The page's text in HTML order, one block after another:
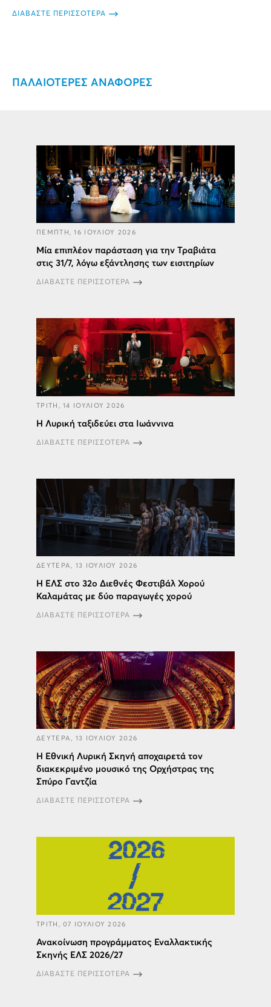
ΔΙΑΒΑΣΤΕ ΠΕΡΙΣΣΟΤΕΡΑ
ΠΑΛΑΙΟΤΕΡΕΣ ΑΝΑΦΟΡΕΣ
ΠΕΜΠΤΗ, 16 ΙΟΥΛΙΟΥ 2026
Μία επιπλέον παράσταση για την Τραβιάτα
στις 31/7, λόγω εξάντλησης των εισιτηρίων
ΔΙΑΒΑΣΤΕ ΠΕΡΙΣΣΟΤΕΡΑ
ΤΡΙΤΗ, 14 ΙΟΥΛΙΟΥ 2026
H Λυρική ταξιδεύει στα Ιωάννινα
ΔΙΑΒΑΣΤΕ ΠΕΡΙΣΣΟΤΕΡΑ
ΔΕΥΤΕΡΑ, 13 ΙΟΥΛΙΟΥ 2026
Η ΕΛΣ στο 32ο Διεθνές Φεστιβάλ Χορού
Καλαμάτας με δύο παραγωγές χορού
ΔΙΑΒΑΣΤΕ ΠΕΡΙΣΣΟΤΕΡΑ
ΔΕΥΤΕΡΑ, 13 ΙΟΥΛΙΟΥ 2026
Η Εθνική Λυρική Σκηνή αποχαιρετά τον
διακεκριμένο μουσικό της Ορχήστρας της
Σπύρο Γαντζία
ΔΙΑΒΑΣΤΕ ΠΕΡΙΣΣΟΤΕΡΑ
ΤΡΙΤΗ, 07 ΙΟΥΛΙΟΥ 2026
Ανακοίνωση προγράμματος Εναλλακτικής
Σκηνής ΕΛΣ 2026/27
ΔΙΑΒΑΣΤΕ ΠΕΡΙΣΣΟΤΕΡΑ